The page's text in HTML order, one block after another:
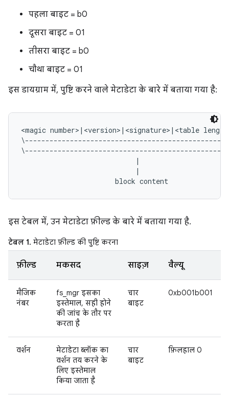
पहला बाइट = b0
दूसरा बाइट = 01
तीसरा बाइट = b0
चौथा बाइट = 01
इस डायग्राम में, पुष्टि करने वाले मेटाडेटा के बारे में बताया गया है:
<magic number>|<version>|<signature>|<table
|
|
इस टेबल में, उन मेटाडेटा फ़ील्ड के बारे में बताया गया है.
टेबल 1. मेटाडेटा फ़ील्ड की पुष्टि करना
फ़ील्ड मकसद साइज़ वैल्यू
मैजिक
नंबर
fs_mgr इसका
इस्तेमाल, सही होने
की जांच के तौर पर
करता है
चार
बाइट
0xb001b001
वर्शन
मेटाडेटा ब्लॉक का
वर्शन तय करने के
लिए इस्तेमाल
किया जाता है
चार
बाइट
फ़िलहाल 0